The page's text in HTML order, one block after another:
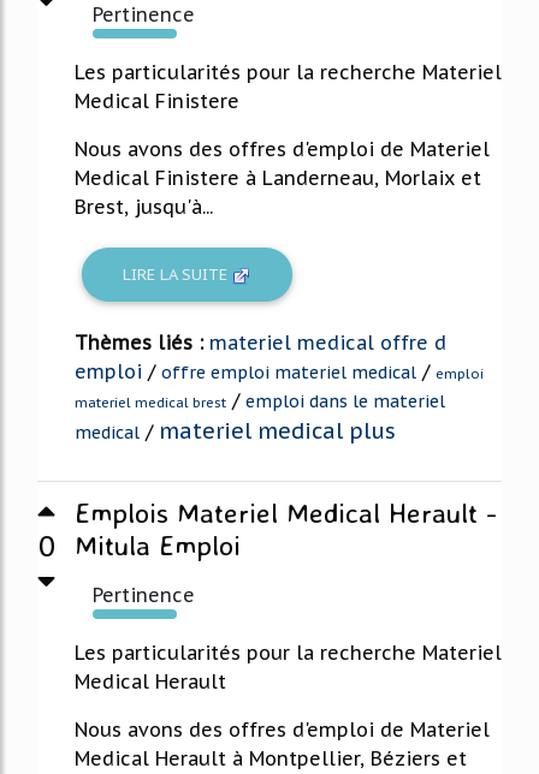
Pertinence
419%
Les particularités pour la recherche Materiel
Medical Finistere
Nous avons des offres d'emploi de Materiel
Medical Finistere à Landerneau, Morlaix et
Brest, jusqu'à...
LIRE LA SUITE
Thèmes liés : materiel medical offre d
emploi / offre emploi materiel medical / emploi
materiel medical brest / emploi dans le materiel
medical / materiel medical plus
0
Emplois Materiel Medical Herault -
Mitula Emploi
Pertinence
354%
Les particularités pour la recherche Materiel
Medical Herault
Nous avons des offres d'emploi de Materiel
Medical Herault à Montpellier, Béziers et